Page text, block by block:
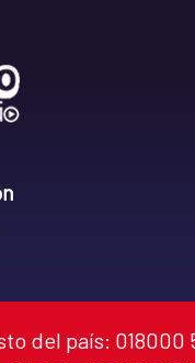
del país: 018000